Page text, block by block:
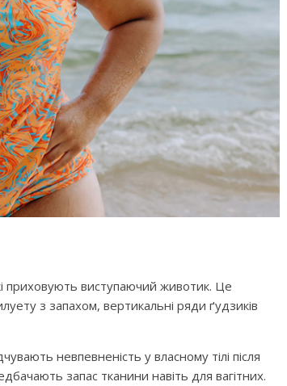
приховують виступаючий животик. Це
з запахом, вертикальні ряди ґудзиків
невпевненість у власному тілі після
запас тканини навіть для вагітних.
Приватні садочки Рівного